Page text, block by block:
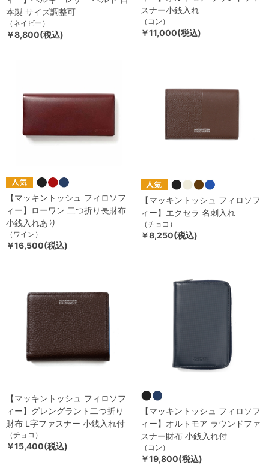
本製 サイズ調整可
（ネイビー）
￥8,800(税込)
スナー小銭入れ
（コン）
￥11,000(税込)
【マッキントッシュ フィロソフ
ィー】ローワン 二つ折り長財布
小銭入れあり
（ワイン）
￥16,500(税込)
【マッキントッシュ フィロソフ
ィー】エクセラ 名刺入れ
（チョコ）
￥8,250(税込)
【マッキントッシュ フィロソフ
ィー】グレングラント二つ折り
財布 L字ファスナー 小銭入れ付
（チョコ）
￥15,400(税込)
【マッキントッシュ フィロソフ
ィー】オルトモア ラウンドファ
スナー財布 小銭入れ付
（コン）
￥19,800(税込)